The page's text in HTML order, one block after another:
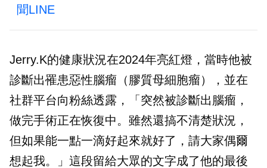
聞LINE
Jerry.K的健康狀況在2024年亮紅燈，當時他被
診斷出罹患惡性腦瘤（膠質母細胞瘤），並在
社群平台向粉絲透露，「突然被診斷出腦瘤，
做完手術正在恢復中。雖然還搞不清楚狀況，
但如果能一點一滴好起來就好了，請大家偶爾
想起我。」這段留給大眾的文字成了他的最後